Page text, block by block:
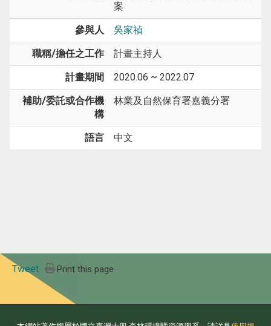
案
參與人 吳家禎
職稱/擔任之工作 計畫主持人
計畫期間 2020.06 ~ 2022.07
補助/委託或合作機
構
林業及自然保育署嘉義分署
語言 中文
Tweet Print this page